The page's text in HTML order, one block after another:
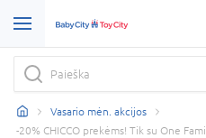
Vasario mėn. akcijos
-20% CHICCO prekėms! Tik su One